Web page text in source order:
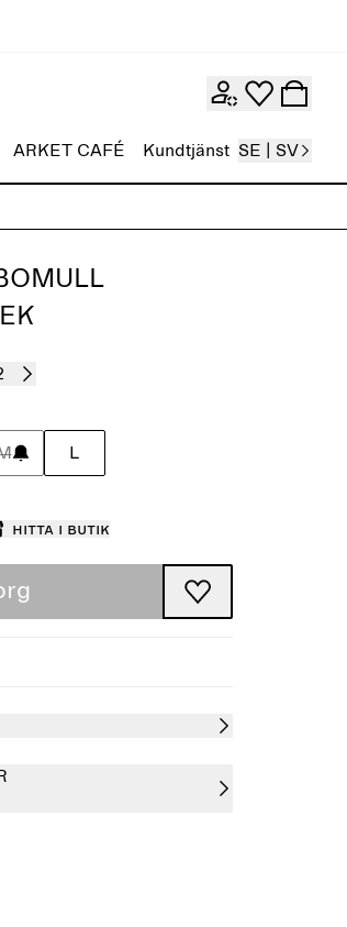
ARKET CAFÉ Kundtjänst SE | SV
L
Hitta i butik